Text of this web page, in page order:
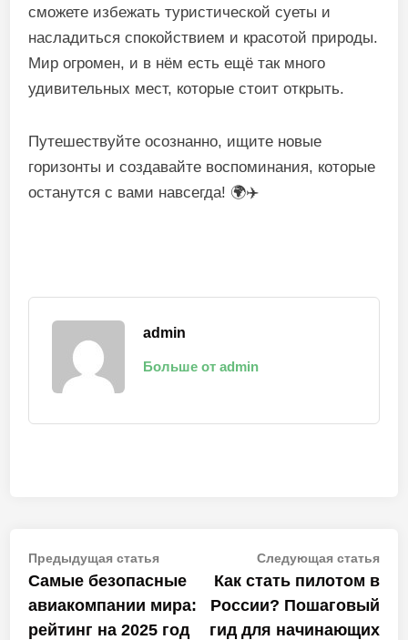
сможете избежать туристической суеты и
насладиться спокойствием и красотой природы.
Мир огромен, и в нём есть ещё так много
удивительных мест, которые стоит открыть.
Путешествуйте осознанно, ищите новые
горизонты и создавайте воспоминания, которые
останутся с вами навсегда! 🌍✈️
admin
Больше от admin
Навигация
по
записям
Предыдущая статьяПредыдущая
статья:
Самые безопасные
авиакомпании мира:
рейтинг на 2025 год
Следующая статья
Как стать пилотом в
России? Пошаговый
гид для начинающих